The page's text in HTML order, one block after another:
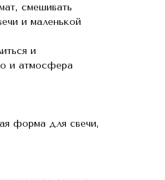
смешивать
и маленькой
и
и атмосфера
форма для свечи,